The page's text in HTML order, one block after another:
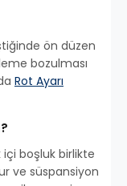
ön düzen
bozulması
Rot Ayarı
boşluk birlikte
ve süspansiyon